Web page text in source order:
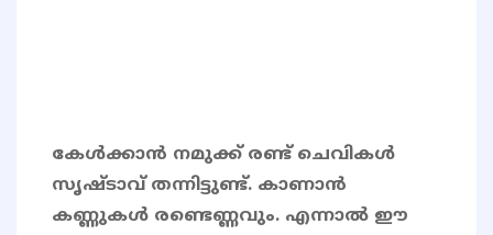
കേൾക്കാൻ നമുക്ക് രണ്ട് ചെവികൾ
സൃഷ്ടാവ് തന്നിട്ടുണ്ട്. കാണാൻ
കണ്ണുകൾ രണ്ടെണ്ണവും. എന്നാൽ ഈ